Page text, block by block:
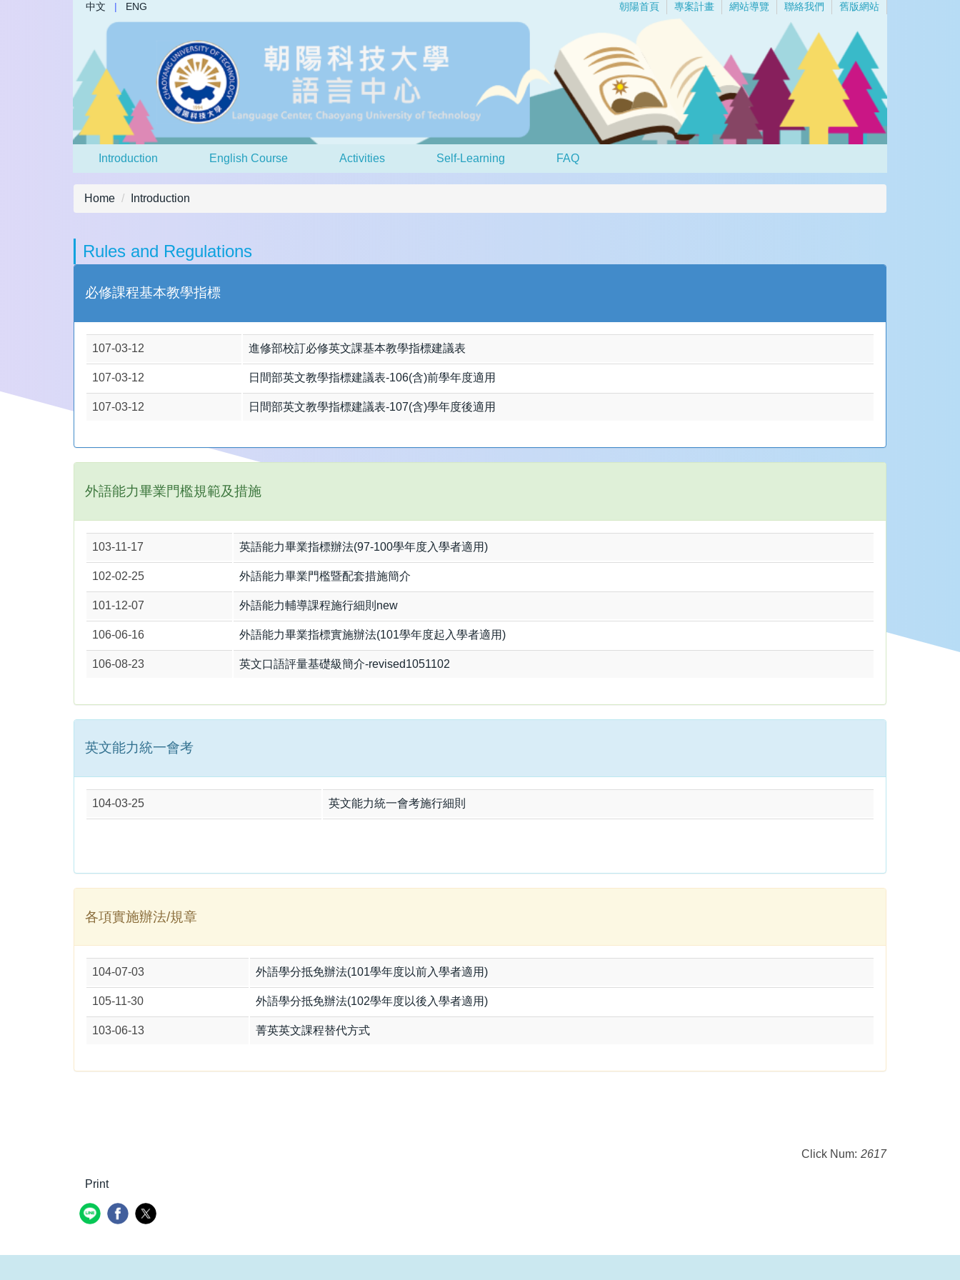
朝陽首頁 專案計畫 網站導覽 聯絡我們 舊版網站
中文 ENG
Introduction English Course Activities Self-Learning FAQ
Home Introduction
Rules and Regulations
必修課程基本教學指標
107-03-12 進修部校訂必修英文課基本教學指標建議表
107-03-12 日間部英文教學指標建議表-106(含)前學年度適用
107-03-12 日間部英文教學指標建議表-107(含)學年度後適用
外語能力畢業門檻規範及措施
103-11-17 英語能力畢業指標辦法(97-100學年度入學者適用)
102-02-25 外語能力畢業門檻暨配套措施簡介
101-12-07 外語能力輔導課程施行細則new
106-06-16 外語能力畢業指標實施辦法(101學年度起入學者適用)
106-08-23 英文口語評量基礎級簡介-revised1051102
英文能力統一會考
104-03-25 英文能力統一會考施行細則
各項實施辦法/規章
104-07-03 外語學分抵免辦法(101學年度以前入學者適用)
105-11-30 外語學分抵免辦法(102學年度以後入學者適用)
103-06-13 菁英英文課程替代方式
Click Num: 2617
Print